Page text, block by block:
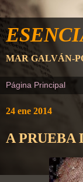
MAR GALVÁN-
24 ene 2014
A PRUEBA